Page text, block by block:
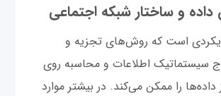
داده و ساختار شبکه اجتماعی
است که روش‌های تجزیه و
سیستماتیک اطلاعات و محاسبه روی
را ممکن می‌کند. در بیشتر موارد